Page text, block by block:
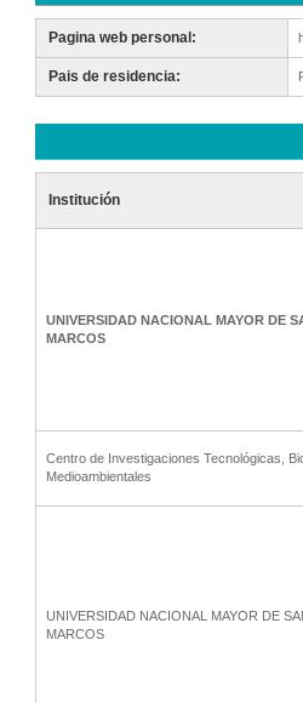
Pagina web personal:
Pais de residencia:
Institución
UNIVERSIDAD NACIONAL MAYOR DE
MARCOS
Centro de Investigaciones Tecnológicas,
Medioambientales
UNIVERSIDAD NACIONAL MAYOR DE
MARCOS